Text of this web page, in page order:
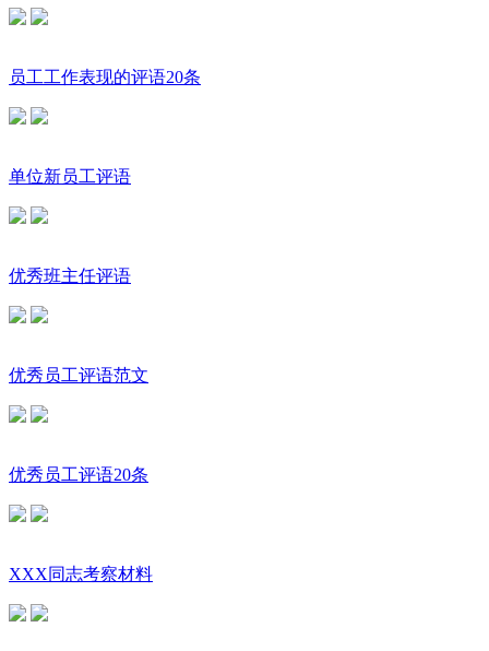
员工工作表现的评语20条
单位新员工评语
优秀班主任评语
优秀员工评语范文
优秀员工评语20条
XXX同志考察材料